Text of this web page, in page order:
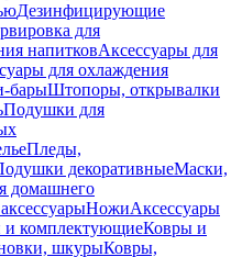
Дезинфицирующие
для
напитковАксессуары для
для охлаждения
барыШтопоры, открывалки
Подушки для
Пледы,
декоративныеМаски,
домашнего
НожиАксессуары
и комплектующиеКовры и
шкурыКовры,